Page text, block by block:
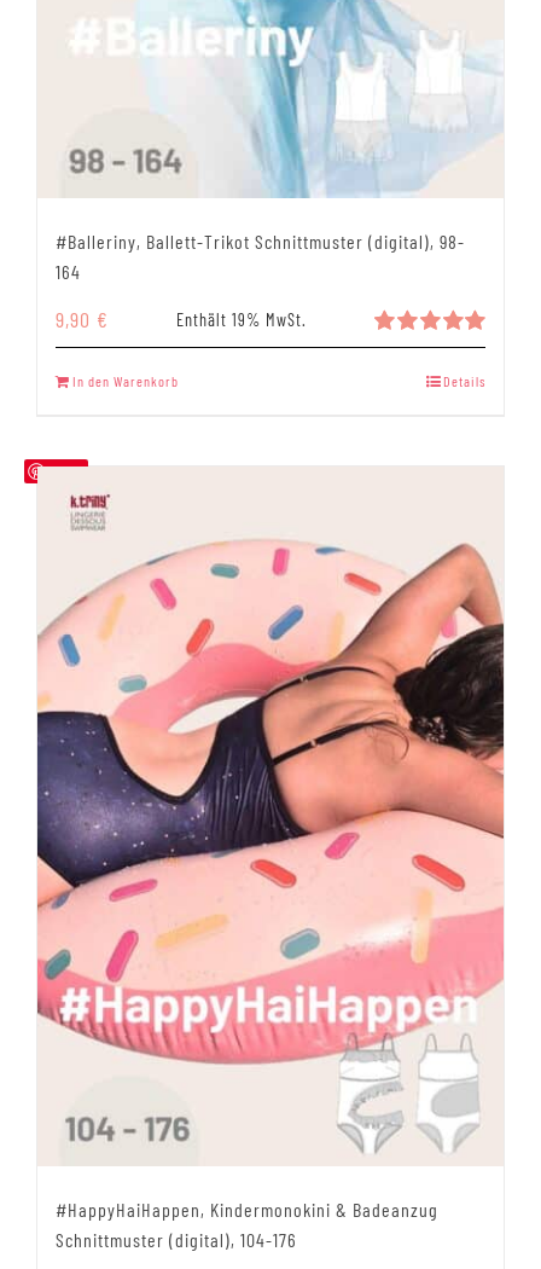
#Balleriny, Ballett-Trikot Schnittmuster (digital), 98-
164
Bewertet
5.00
9,90 € Enthält 19% MwSt.
In den Warenkorb Details
Save
#HappyHaiHappen, Kindermonokini & Badeanzug
Schnittmuster (digital), 104-176